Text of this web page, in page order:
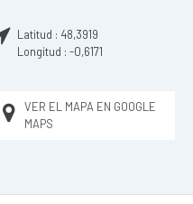
Latitud : 48,3919
Longitud : -0,6171
VER EL MAPA EN GOOGLE
MAPS